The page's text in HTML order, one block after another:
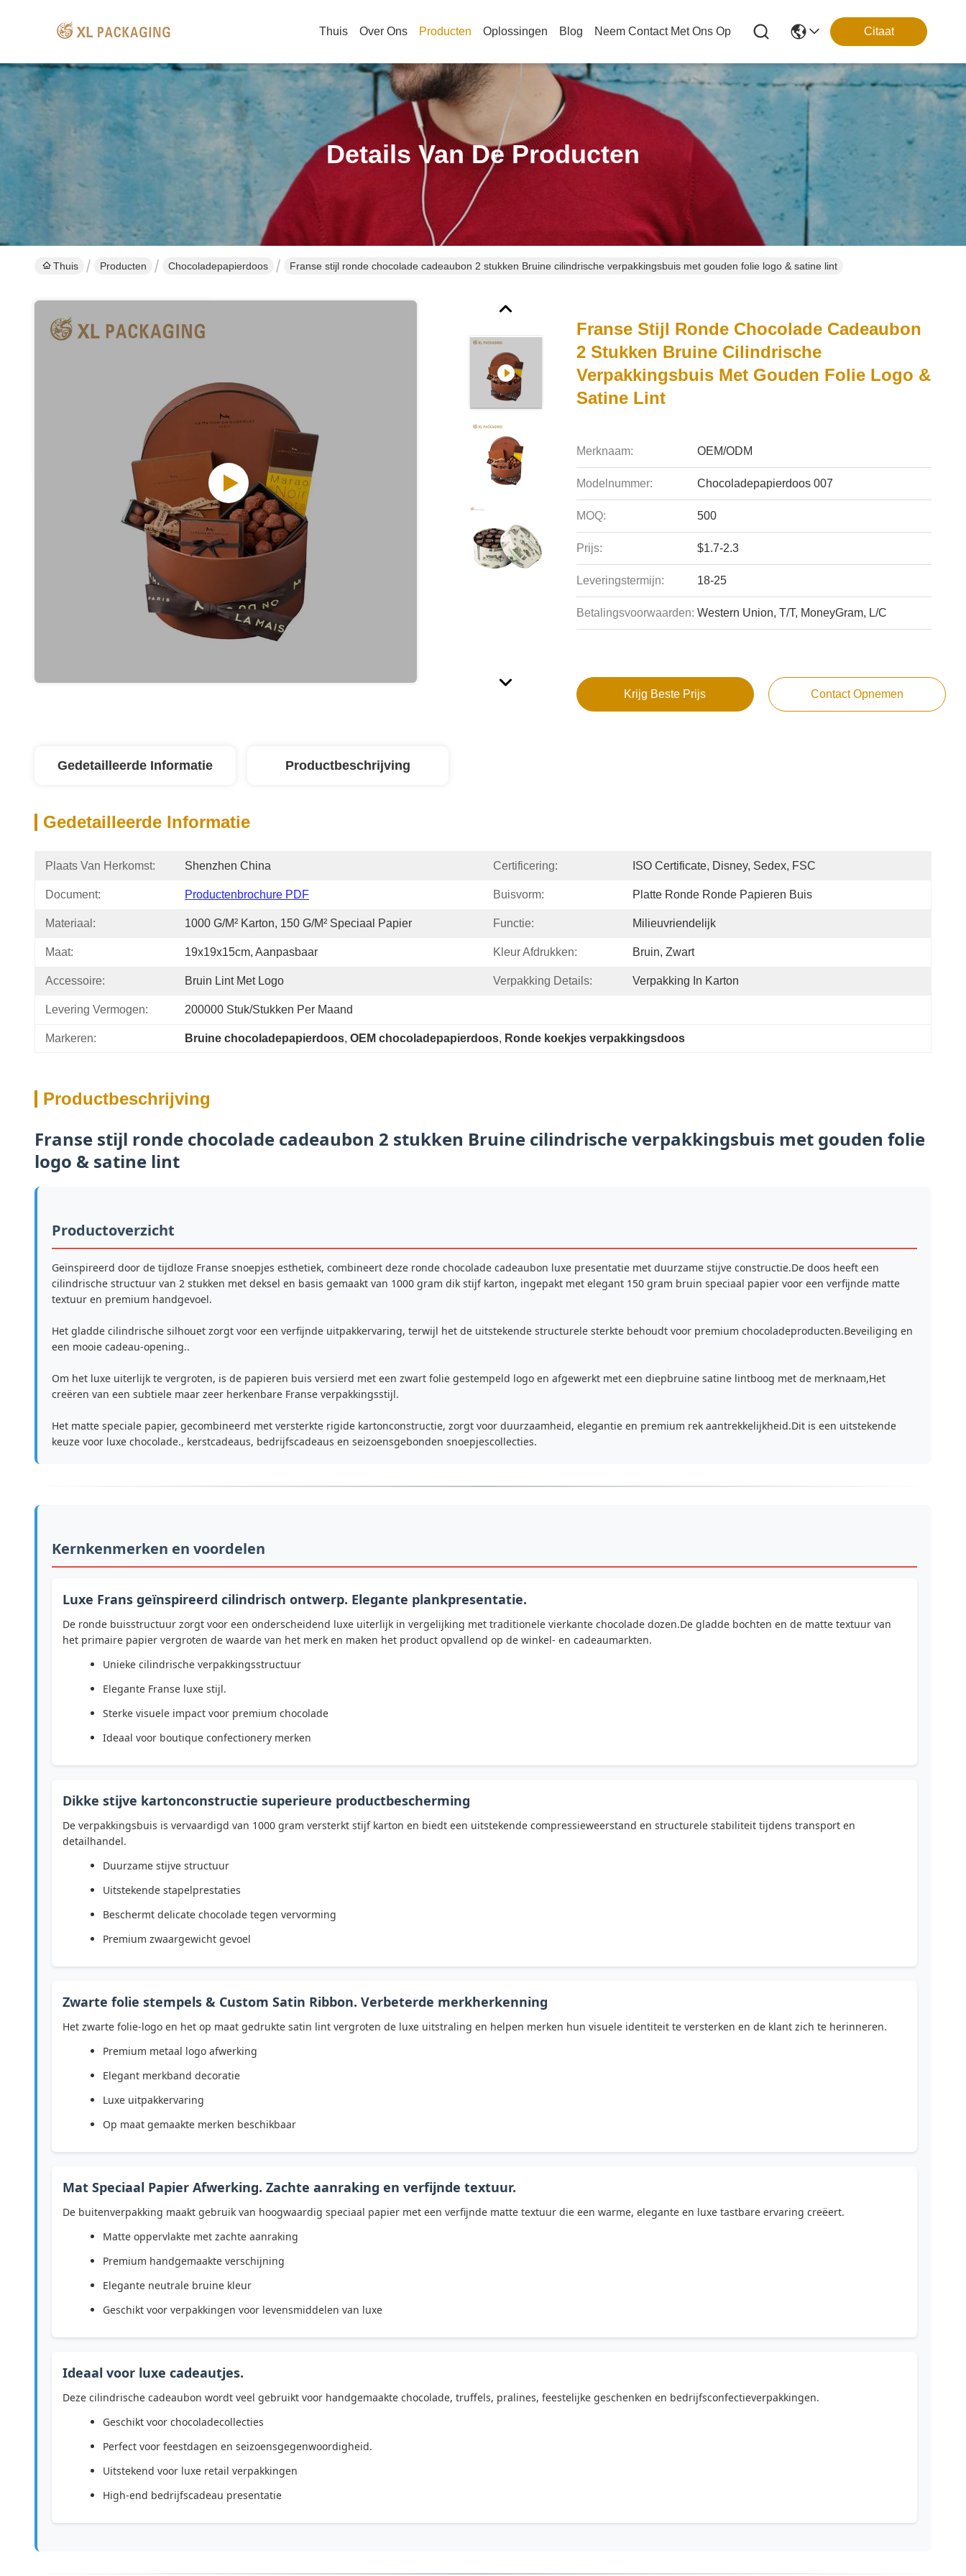
Thuis Over Ons Producten Oplossingen Blog Neem Contact Met Ons Op Citaat
Details Van De Producten
Thuis Producten Chocoladepapierdoos Franse stijl ronde chocolade cadeaubon 2 stukken Bruine cilindrische verpakkingsbuis met gouden folie logo & satine lint
Franse Stijl Ronde Chocolade Cadeaubon
2 Stukken Bruine Cilindrische
Verpakkingsbuis Met Gouden Folie Logo &
Satine Lint
Merknaam: OEM/ODM
Modelnummer: Chocoladepapierdoos 007
MOQ: 500
Prijs: $1.7-2.3
Leveringstermijn: 18-25
Betalingsvoorwaarden: Western Union, T/T, MoneyGram, L/C
Krijg Beste Prijs Contact Opnemen
Gedetailleerde Informatie Productbeschrijving
Gedetailleerde Informatie
Plaats Van Herkomst: Shenzhen China Certificering: ISO Certificate, Disney, Sedex, FSC
Document: Productenbrochure PDF Buisvorm: Platte Ronde Ronde Papieren Buis
Materiaal: 1000 G/m² Karton, 150 G/m² Speciaal Papier Functie: Milieuvriendelijk
Maat: 19x19x15cm, Aanpasbaar Kleur Afdrukken: Bruin, Zwart
Accessoire: Bruin Lint Met Logo Verpakking Details: Verpakking In Karton
Levering Vermogen: 200000 Stuk/Stukken Per Maand
Markeren: Bruine chocoladepapierdoos, OEM chocoladepapierdoos, Ronde koekjes verpakkingsdoos
Productbeschrijving
Franse stijl ronde chocolade cadeaubon 2 stukken Bruine cilindrische verpakkingsbuis met gouden folie
logo & satine lint
Productoverzicht
Geïnspireerd door de tijdloze Franse snoepjes esthetiek, combineert deze ronde chocolade cadeaubon luxe presentatie met duurzame stijve constructie.De doos heeft een
cilindrische structuur van 2 stukken met deksel en basis gemaakt van 1000 gram dik stijf karton, ingepakt met elegant 150 gram bruin speciaal papier voor een verfijnde matte
textuur en premium handgevoel.
Het gladde cilindrische silhouet zorgt voor een verfijnde uitpakkervaring, terwijl het de uitstekende structurele sterkte behoudt voor premium chocoladeproducten.Beveiliging en
een mooie cadeau-opening..
Om het luxe uiterlijk te vergroten, is de papieren buis versierd met een zwart folie gestempeld logo en afgewerkt met een diepbruine satine lintboog met de merknaam,Het
creëren van een subtiele maar zeer herkenbare Franse verpakkingsstijl.
Het matte speciale papier, gecombineerd met versterkte rigide kartonconstructie, zorgt voor duurzaamheid, elegantie en premium rek aantrekkelijkheid.Dit is een uitstekende
keuze voor luxe chocolade., kerstcadeaus, bedrijfscadeaus en seizoensgebonden snoepjescollecties.
Kernkenmerken en voordelen
Luxe Frans geïnspireerd cilindrisch ontwerp. Elegante plankpresentatie.
De ronde buisstructuur zorgt voor een onderscheidend luxe uiterlijk in vergelijking met traditionele vierkante chocolade dozen.De gladde bochten en de matte textuur van
het primaire papier vergroten de waarde van het merk en maken het product opvallend op de winkel- en cadeaumarkten.
Unieke cilindrische verpakkingsstructuur
Elegante Franse luxe stijl.
Sterke visuele impact voor premium chocolade
Ideaal voor boutique confectionery merken
Dikke stijve kartonconstructie superieure productbescherming
De verpakkingsbuis is vervaardigd van 1000 gram versterkt stijf karton en biedt een uitstekende compressieweerstand en structurele stabiliteit tijdens transport en
detailhandel.
Duurzame stijve structuur
Uitstekende stapelprestaties
Beschermt delicate chocolade tegen vervorming
Premium zwaargewicht gevoel
Zwarte folie stempels & Custom Satin Ribbon. Verbeterde merkherkenning
Het zwarte folie-logo en het op maat gedrukte satin lint vergroten de luxe uitstraling en helpen merken hun visuele identiteit te versterken en de klant zich te herinneren.
Premium metaal logo afwerking
Elegant merkband decoratie
Luxe uitpakkervaring
Op maat gemaakte merken beschikbaar
Mat Speciaal Papier Afwerking. Zachte aanraking en verfijnde textuur.
De buitenverpakking maakt gebruik van hoogwaardig speciaal papier met een verfijnde matte textuur die een warme, elegante en luxe tastbare ervaring creëert.
Matte oppervlakte met zachte aanraking
Premium handgemaakte verschijning
Elegante neutrale bruine kleur
Geschikt voor verpakkingen voor levensmiddelen van luxe
Ideaal voor luxe cadeautjes.
Deze cilindrische cadeaubon wordt veel gebruikt voor handgemaakte chocolade, truffels, pralines, feestelijke geschenken en bedrijfsconfectieverpakkingen.
Geschikt voor chocoladecollecties
Perfect voor feestdagen en seizoensgegenwoordigheid.
Uitstekend voor luxe retail verpakkingen
High-end bedrijfscadeau presentatie